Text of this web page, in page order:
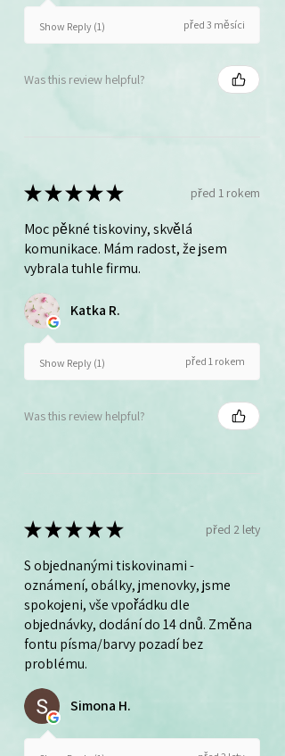
Show Reply (1) před 3 měsíci
Was this review helpful?
★★★★★ před 1 rokem
Moc pěkné tiskoviny, skvělá
komunikace. Mám radost, že jsem
vybrala tuhle firmu.
Katka R.
Show Reply (1) před 1 rokem
Was this review helpful?
★★★★★ před 2 lety
S objednanými tiskovinami -
oznámení, obálky, jmenovky, jsme
spokojeni, vše vpořádku dle
objednávky, dodání do 14 dnů. Změna
fontu písma/barvy pozadí bez
problému.
Simona H.